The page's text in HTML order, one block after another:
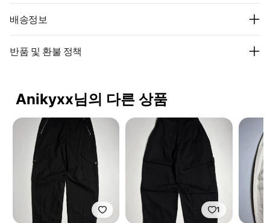
배송정보
반품 및 환불 정책
Anikyxx님의 다른 상품
1